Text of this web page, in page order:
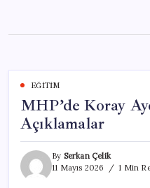
content
EĞITIM
MHP’de Koray
Açıklamalar
By Serkan Çelik
11 Mayıs 2026
1 Min